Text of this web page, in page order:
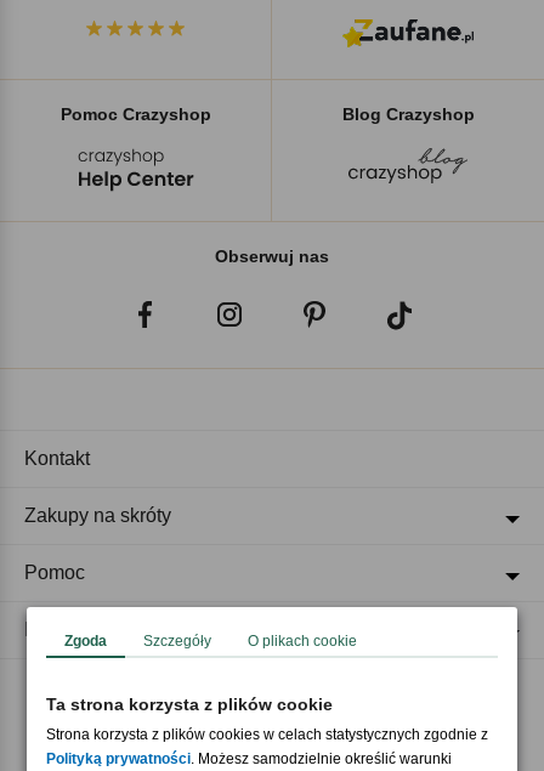
Pomoc Crazyshop Blog Crazyshop
Obserwuj nas
Akceptujemy płatności
Kontakt
Zakupy na skróty
Pomoc
Zgoda Szczegóły O plikach cookie
Ta strona korzysta z plików cookie
Strona korzysta z plików cookies w celach statystycznych zgodnie z
Polityką prywatności. Możesz samodzielnie określić warunki